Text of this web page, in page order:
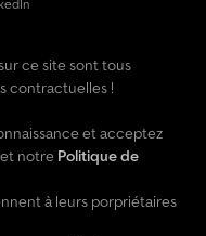
ce site sont tous
contractuelles !
et acceptez
et notre Politique de
à leurs porpriétaires